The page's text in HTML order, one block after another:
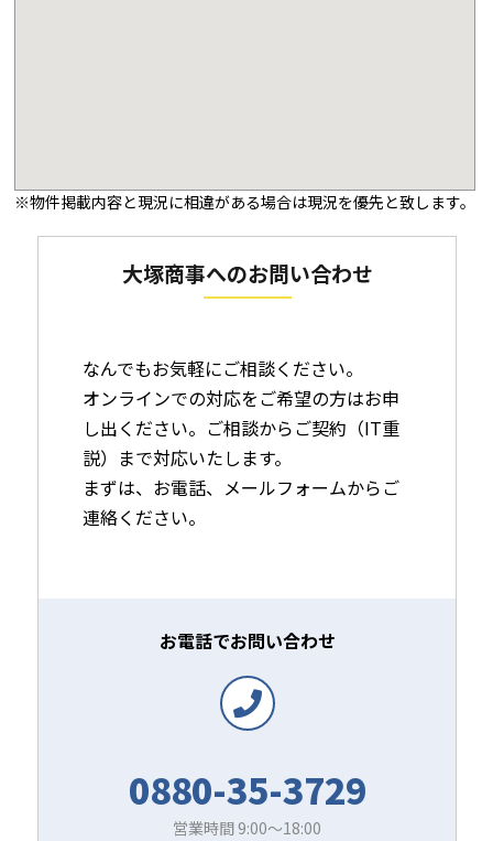
※物件掲載内容と現況に相違がある場合は現況を優先と致します。
大塚商事へのお問い合わせ
なんでもお気軽にご相談ください。
オンラインでの対応をご希望の方はお申
し出ください。ご相談からご契約（IT重
説）まで対応いたします。
まずは、お電話、メールフォームからご
連絡ください。
お電話でお問い合わせ
0880-35-3729
営業時間 9:00～18:00